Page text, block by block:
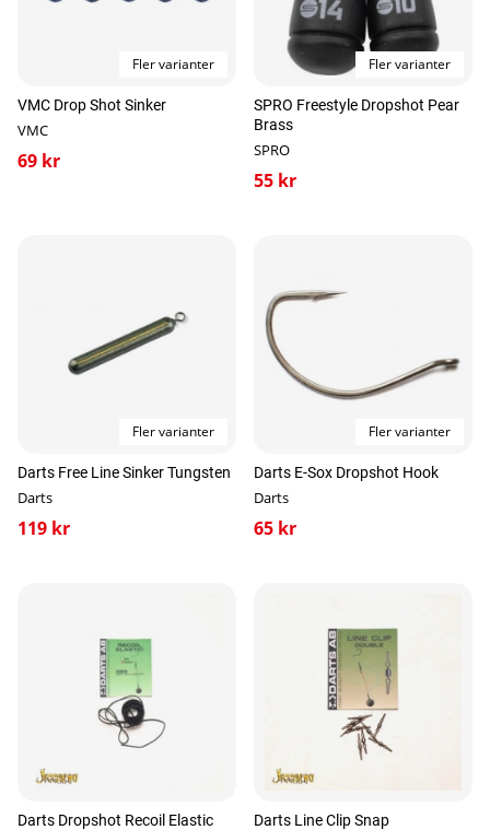
Fler varianter
VMC Drop Shot Sinker
VMC
69 kr
Fler varianter
SPRO Freestyle Dropshot Pear
Brass
SPRO
55 kr
Fler varianter
Darts Free Line Sinker Tungsten
Darts
119 kr
Fler varianter
Darts E-Sox Dropshot Hook
Darts
65 kr
Darts Dropshot Recoil Elastic
Darts Line Clip Snap